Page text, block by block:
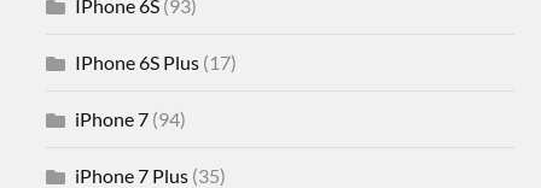
IPhone 6S (93)
IPhone 6S Plus (17)
iPhone 7 (94)
iPhone 7 Plus (35)